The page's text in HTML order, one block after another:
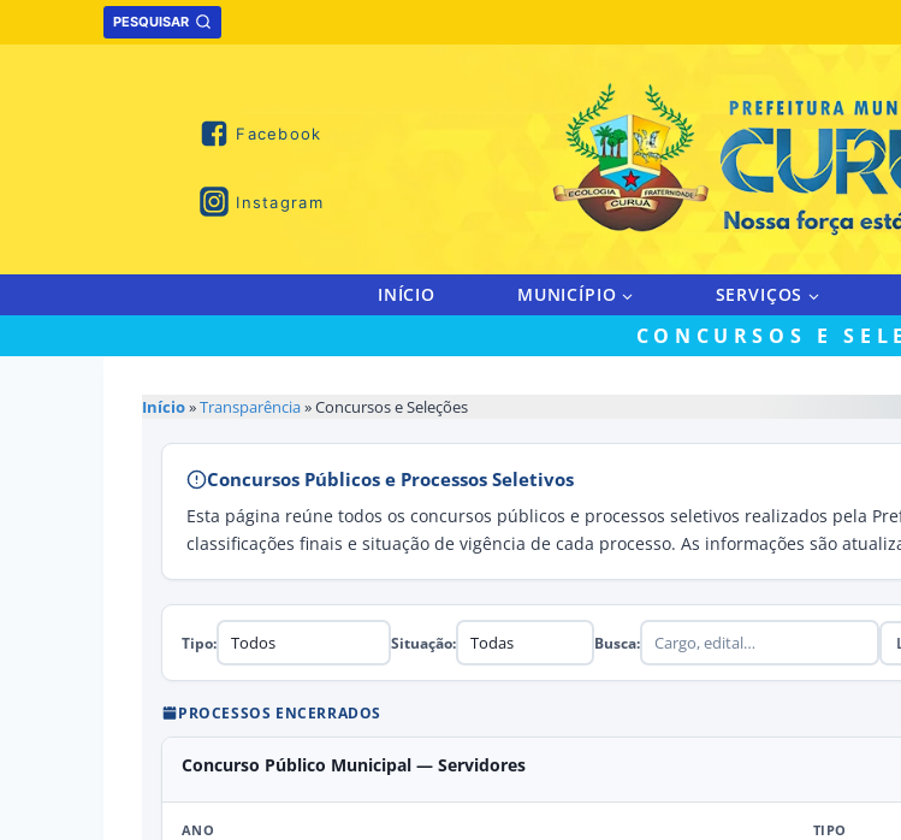
to
PESQUISAR
Facebook
Instagram
INÍCIO MUNICÍPIO SERVIÇOS
CONCURSOS E
Início»Transparência» Concursos e Seleções
Concursos Públicos e Processos Seletivos
Esta página reúne todos os concursos públicos e processos seletivos realizados pela
classificações finais e situação de vigência de cada processo. As informações são
Tipo: Situação: Busca:
PROCESSOS ENCERRADOS
Concurso Público Municipal — Servidores
ANO TIPO